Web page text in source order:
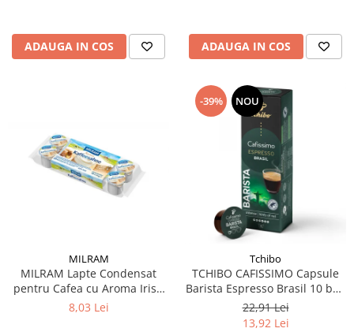
ADAUGA IN COS ADAUGA IN COS
MILRAM
MILRAM Lapte Condensat
pentru Cafea cu Aroma Irish
Cream 10x14g
8,03 Lei
-39% NOU
Tchibo
TCHIBO CAFISSIMO Capsule
Barista Espresso Brasil 10 buc
80g (27.10.2026)
22,91 Lei
13,92 Lei